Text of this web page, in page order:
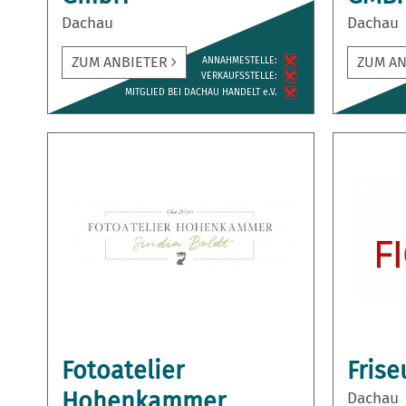
Dachau
ZUM ANBIETER
ANNAH­MESTELLE:
VERKAUFS­STELLE:
MITGLIED BEI DACHAU HANDELT e.V.
Dachau
ZUM
Fotoatelier
Dachau